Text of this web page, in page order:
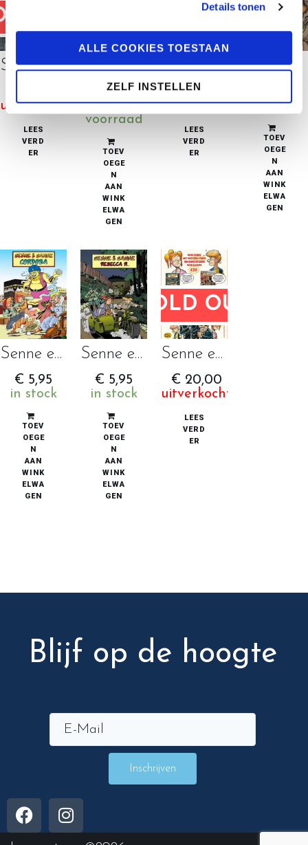
Details tonen
ALLE COOKIES TOESTAAN
ZELF INSTELLEN
OUT
Senne en Sanne Tsjernobyl SC
uitverkocht
LEES
VERD
ER
Senne en Sanne Plan Schuman HC
25,00
beperkte
voorraad
TOEV
OEGE
N
AAN
WINK
ELWA
GEN
SOLD OUT
Senne en Sanne Plan Schuman SC
€12,00
uitverkocht
LEES
VERD
ER
in stock
TOEV
OEGE
N
AAN
WINK
ELWA
GEN
Senne en Sanne Cordoba
€ 5,95
in stock
TOEV
OEGE
N
AAN
WINK
ELWA
GEN
Senne en Sanne Rebecca R.
€ 5,95
in stock
TOEV
OEGE
N
AAN
WINK
ELWA
GEN
SOLD OUT
Senne en Sanne Promopakket
€20,00
uitverkocht
LEES
VERD
ER
Blijf op de hoogte
Inschrijven